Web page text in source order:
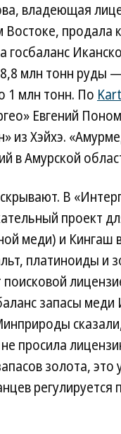
владеющая
госбаланс
млн тонн руды
1 млн тонн. По
Евгений
из Хэйхэ.
в Амурской
В
проект
меди) и Кингаш
платиноиды и
запасы
просила
золота,